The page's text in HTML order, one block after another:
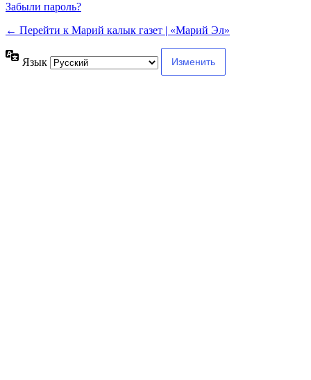
Забыли пароль?
← Перейти к Марий калык газет | «Марий Эл»
Язык